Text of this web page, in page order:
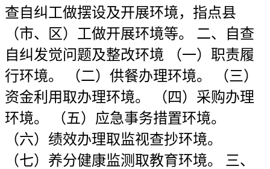
查自纠工做摆设及开展环境，指点县
（市、区）工做开展环境等。 二、自查
自纠发觉问题及整改环境 （一）职责履
行环境。 （二）供餐办理环境。 （三）
资金利用取办理环境。 （四）采购办理
环境。 （五）应急事务措置环境。
（六）绩效办理取监视查抄环境。
（七）养分健康监测取教育环境。 三、